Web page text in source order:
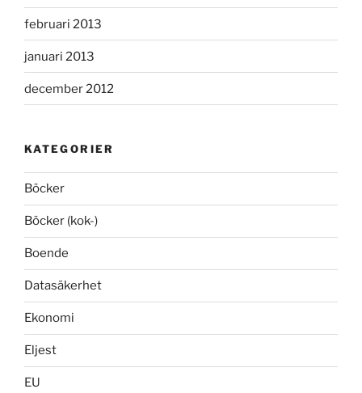
februari 2013
januari 2013
december 2012
KATEGORIER
Böcker
Böcker (kok-)
Boende
Datasäkerhet
Ekonomi
Eljest
EU